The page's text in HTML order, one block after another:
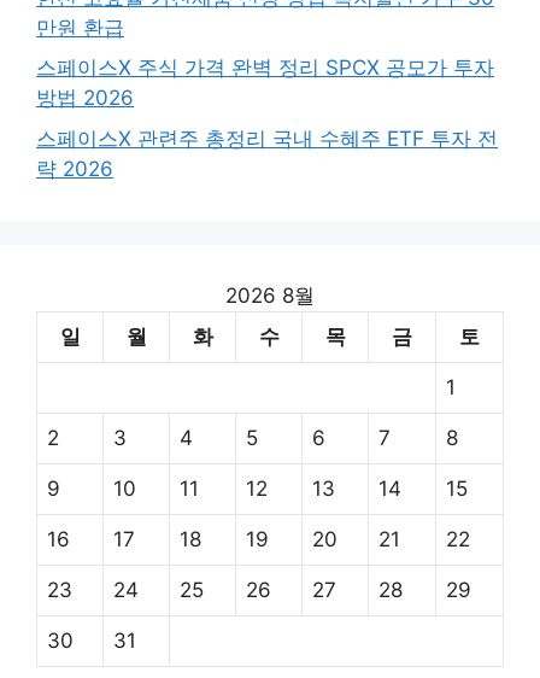
만원 환급
스페이스X 주식 가격 완벽 정리 SPCX 공모가 투자
방법 2026
스페이스X 관련주 총정리 국내 수혜주 ETF 투자 전
략 2026
2026 8월
일
월 화 수 목 금 토
1
2 3 4 5 6 7 8
9 10 11 12 13 14 15
16 17 18 19 20 21 22
23 24 25 26 27 28 29
30 31